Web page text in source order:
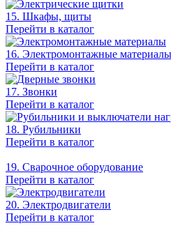
15. Шкафы, щиты
Перейти в каталог
16. Электромонтажные материалы
Перейти в каталог
17. Звонки
Перейти в каталог
18. Рубильники
Перейти в каталог
19. Сварочное оборудование
Перейти в каталог
20. Электродвигатели
Перейти в каталог